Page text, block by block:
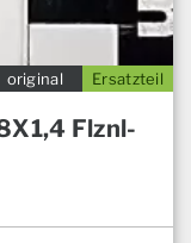
Ersatzteil
original
Flznl-